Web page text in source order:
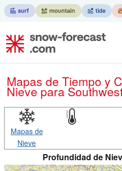
Mapas de Tiempo y Condiciones de
Nievepara
Mapas de
Nieve
Profundidad de